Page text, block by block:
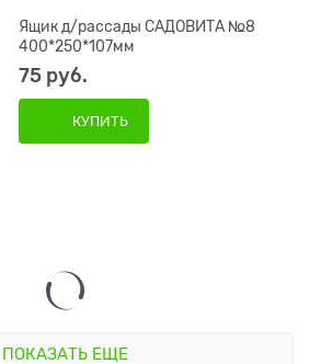
Ящик д/рассады САДОВИТА №8
400*250*107мм
75 руб.
КУПИТЬ
ПОКАЗАТЬ ЕЩЕ